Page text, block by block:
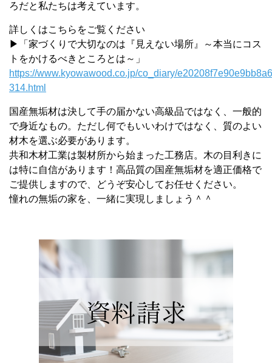
ろだと私たちは考えています。
詳しくはこちらをご覧ください
▶「家づくりで大切なのは『見えない場所』～本当にコス
トをかけるべきところとは～」
https://www.kyowawood.co.jp/co_diary/
314.html
国産無垢材は決して手の届かない高級品ではなく、一般的
で身近なもの。ただし何でもいいわけではなく、質のよい
材木を選ぶ必要があります。
共和木材工業は製材所から始まった工務店。木の目利きに
は特に自信があります！高品質の国産無垢材を適正価格で
ご提供しますので、どうぞ安心してお任せください。
憧れの無垢の家を、一緒に実現しましょう＾＾